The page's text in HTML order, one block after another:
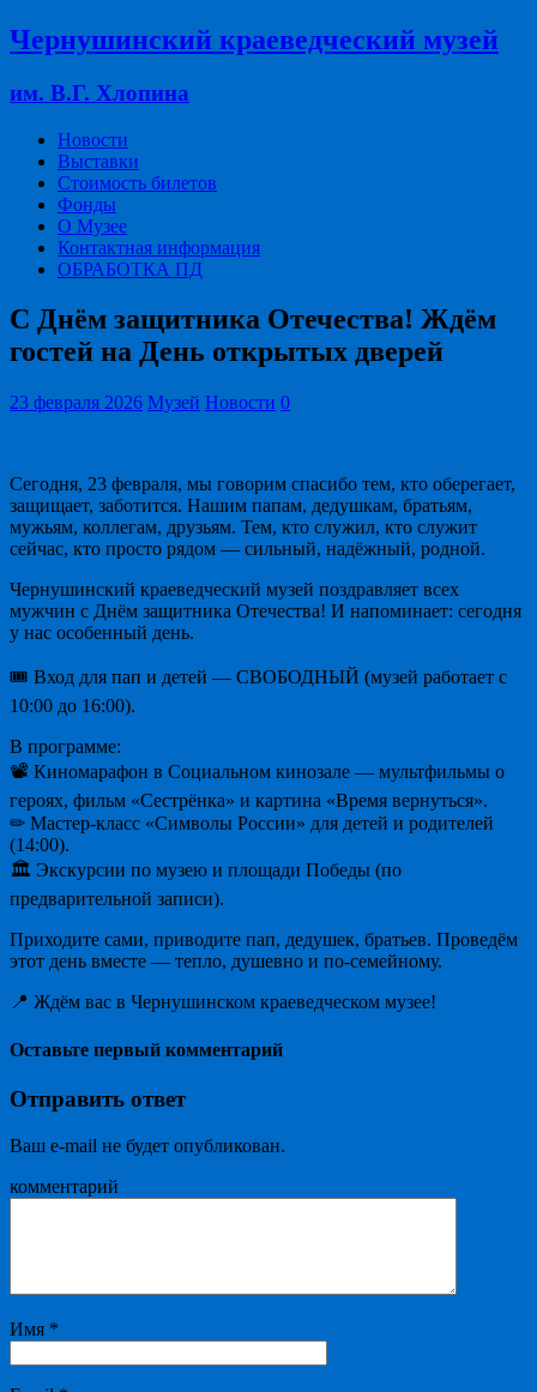
Чернушинский краеведческий музей
им. В.Г. Хлопина
Новости
Выставки
Стоимость билетов
Фонды
О Музее
Контактная информация
ОБРАБОТКА ПД
С Днём защитника Отечества! Ждём
гостей на День открытых дверей
23 февраля 2026 Музей Новости 0
Сегодня, 23 февраля, мы говорим спасибо тем, кто оберегает,
защищает, заботится. Нашим папам, дедушкам, братьям,
мужьям, коллегам, друзьям. Тем, кто служил, кто служит
сейчас, кто просто рядом — сильный, надёжный, родной.
Чернушинский краеведческий музей поздравляет всех
мужчин с Днём защитника Отечества! И напоминает: сегодня
у нас особенный день.
🎟 Вход для пап и детей — СВОБОДНЫЙ (музей работает с
10:00 до 16:00).
В программе:
📽 Киномарафон в Социальном кинозале — мультфильмы о
героях, фильм «Сестрёнка» и картина «Время вернуться».
✏ Мастер-класс «Символы России» для детей и родителей
(14:00).
🏛 Экскурсии по музею и площади Победы (по
предварительной записи).
Приходите сами, приводите пап, дедушек, братьев. Проведём
этот день вместе — тепло, душевно и по-семейному.
📍 Ждём вас в Чернушинском краеведческом музее!
Оставьте первый комментарий
Отправить ответ
Ваш e-mail не будет опубликован.
комментарий
Имя *